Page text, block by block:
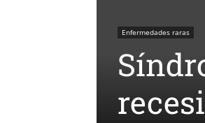
Enfermedades raras